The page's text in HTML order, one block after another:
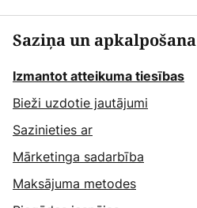
Saziņa un apkalpošana
Izmantot atteikuma tiesības
Bieži uzdotie jautājumi
Sazinieties ar
Mārketinga sadarbība
Maksājuma metodes